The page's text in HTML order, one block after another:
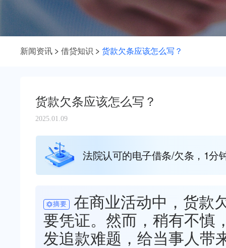
新闻资讯 借贷知识 货款欠条应该怎么写？
货款欠条应该怎么写？
2025.01.09
法院认可的电子借条/欠条，1分
摘要
在商业活动中，货款
要凭证。然而，稍有不慎
发追款难题，给当事人带